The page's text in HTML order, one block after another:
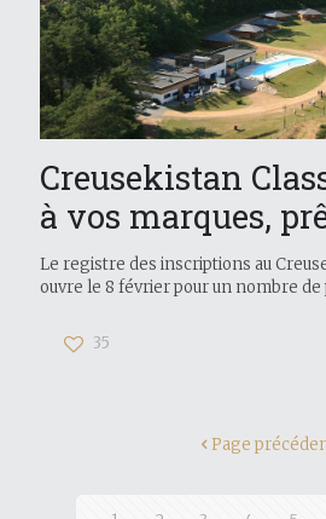
Creusekistan
à vos marques,
Le registre des inscriptions au
ouvre le 8 février pour un nombre de
35
Page